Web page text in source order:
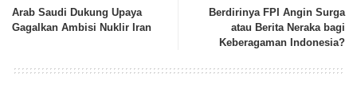
Arab Saudi Dukung Upaya
Gagalkan Ambisi Nuklir Iran
Berdirinya FPI Angin Surga
atau Berita Neraka bagi
Keberagaman Indonesia?